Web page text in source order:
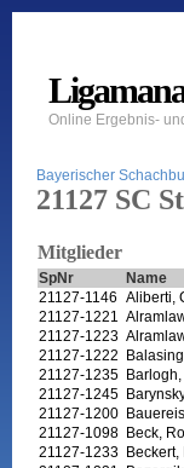
Online Ergebnis-
Bayerischer
21127 SC
Mitglieder
SpNr Name
21127-1146 Aliberti,
21127-1221
21127-1223
21127-1222
21127-1235
21127-1245
21127-1200
21127-1098 Beck,
21127-1233 Beckert,